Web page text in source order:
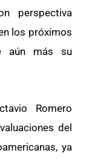
perspectiva
los próximos
aún más su
Romero
del
ya